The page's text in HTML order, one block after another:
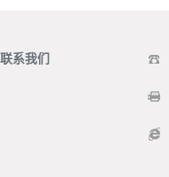
联系我们